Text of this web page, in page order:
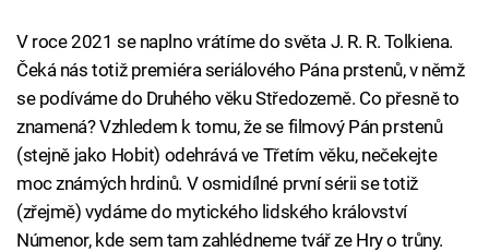
V roce 2021 se naplno vrátíme do světa J. R. R. Tolkiena.
Čeká nás totiž premiéra seriálového Pána prstenů, v němž
se podíváme do Druhého věku Středozemě. Co přesně to
znamená? Vzhledem k tomu, že se filmový Pán prstenů
(stejně jako Hobit) odehrává ve Třetím věku, nečekejte
moc známých hrdinů. V osmidílné první sérii se totiž
(zřejmě) vydáme do mytického lidského království
Númenor, kde sem tam zahlédneme tvář ze Hry o trůny.